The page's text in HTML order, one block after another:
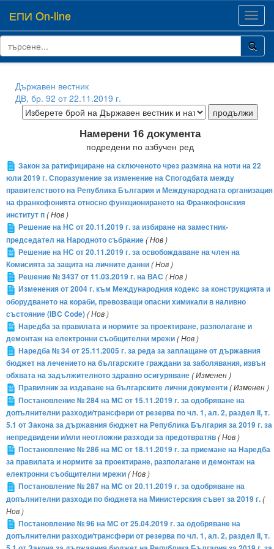
ЕПИ On-line
Държавен вестник
ДВ, бр. 92 от 22.11.2019 г.
Намерени 16 документа
подредени по азбучен ред
Закон за ратифициране на сключеното чрез размяна на ноти на 22
юли 2019 г. Споразумение за изменение на Спогодбата между
правителството на Република България и Международната организация
на франкофонията относно функционирането на Франкофонския
институт п( Нов )
Решение на НС от 20.11.2019 г. за избиране на заместник-
председател на Народното събрание( Нов )
Решение на НС от 20.11.2019 г. за освобождаване на член на
Комисията за защита на личните данни( Нов )
Решение № 3437 от 11.03.2019 г. на ВАС ( Нов )
Изменения от 2004 г. към Международния кодекс за конструкцията и
оборудването на кораби, превозващи опасни химикали в наливно
състояние (IBC Code)( Нов )
Наредба за правилата и нормите за проектиране, разполагане и
демонтаж на електронни съобщителни мрежи( Нов )
Наредба № 34 от 25.11.2005 г. за реда за заплащане от държавния
бюджет на лечението на българските граждани за заболявания, извън
обхвата на задължителното здравно осигуряване( Изменен )
Правилник за издаване на българските лични документи( Изменен )
Постановление № 284 на МС от 15.11.2019 г. за одобряване на
допълнителни разходи/трансфери от резерва по чл. 1, ал. 2, раздел ІІ, т.
5.1 от Закона за държавния бюджет на Република България за 2019 г. за
непредвидени и/или неотложни разходи за предотвратяв( Нов )
Постановление № 286 на МС от 18.11.2019 г. за приемане на Наредба
за правилата и нормите за проектиране, разполагане и демонтаж на
електронни съобщителни мрежи( Нов )
Постановление № 287 на МС от 20.11.2019 г. за одобряване на
допълнителни разходи по бюджета на Министерския съвет за 2019 г.(
Нов )
Постановление № 96 на МС от 25.04.2019 г. за одобряване на
допълнителни разходи/трансфери от резерва по чл. 1, ал. 2, раздел ІІ, т.